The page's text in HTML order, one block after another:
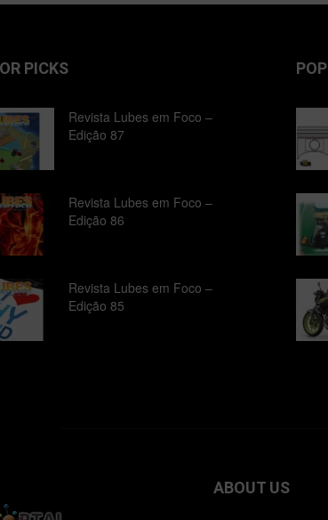
PICKS
Revista Lubes em Foco –
Edição 87
Revista Lubes em Foco –
Edição 86
Revista Lubes em Foco –
Edição 85
ABOUT US